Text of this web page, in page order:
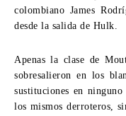
colombiano James
desde la salida de Hulk.
Apenas la clase de
sobresalieron en los
sustituciones en
los mismos derroteros,